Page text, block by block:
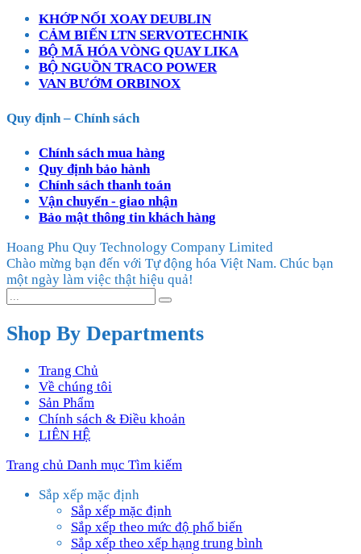
KHỚP NỐI XOAY DEUBLIN
CẢM BIẾN LTN SERVOTECHNIK
BỘ MÃ HÓA VÒNG QUAY LIKA
BỘ NGUỒN TRACO POWER
VAN BƯỚM ORBINOX
Quy định – Chính sách
Chính sách mua hàng
Quy định bảo hành
Chính sách thanh toán
Vận chuyển - giao nhận
Bảo mật thông tin khách hàng
Hoang Phu Quy Technology Company Limited
Chào mừng bạn đến với Tự động hóa Việt Nam. Chúc bạn
một ngày làm việc thật hiệu quả!
Shop By Departments
Trang Chủ
Về chúng tôi
Sản Phẩm
Chính sách & Điều khoản
LIÊN HỆ
Trang chủ Danh mục Tìm kiếm
Sắp xếp mặc định
Sắp xếp mặc định
Sắp xếp theo mức độ phổ biến
Sắp xếp theo xếp hạng trung bình